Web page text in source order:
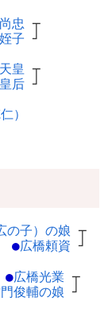
忠 ┬
子 ┘
皇 ┬
后 ┘
）
の子）の娘 ┬
●広橋頼資 ┘
●広橋光業 ┬
俊輔の娘 ┘